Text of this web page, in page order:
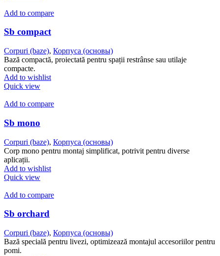
Add to compare
Sb compact
Corpuri (baze), Корпуса (основы)
Bază compactă, proiectată pentru spații restrânse sau utilaje
compacte.
Add to wishlist
Quick view
Add to compare
Sb mono
Corpuri (baze), Корпуса (основы)
Corp mono pentru montaj simplificat, potrivit pentru diverse
aplicații.
Add to wishlist
Quick view
Add to compare
Sb orchard
Corpuri (baze), Корпуса (основы)
Bază specială pentru livezi, optimizează montajul accesoriilor pentru
pomi.